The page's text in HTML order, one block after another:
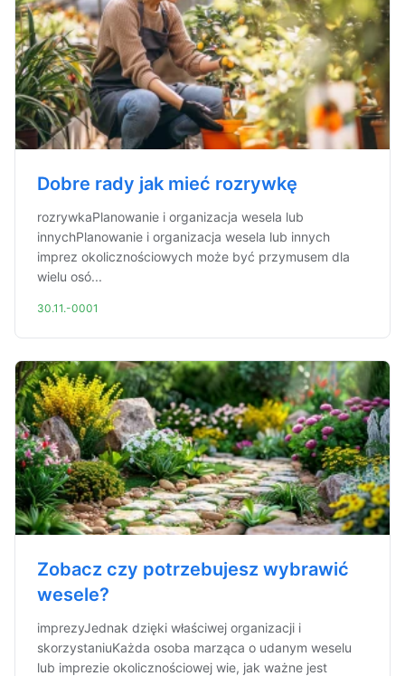
Dobre rady jak mieć rozrywkę
rozrywkaPlanowanie i organizacja wesela lub
innychPlanowanie i organizacja wesela lub innych
imprez okolicznościowych może być przymusem dla
wielu osó...
30.11.-0001
Zobacz czy potrzebujesz wybrawić
wesele?
imprezyJednak dzięki właściwej organizacji i
skorzystaniuKażda osoba marząca o udanym weselu
lub imprezie okolicznościowej wie, jak ważne jest